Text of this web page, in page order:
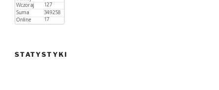
STATYSTYKI